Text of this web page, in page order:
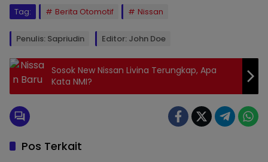
Tag: Berita Otomotif Nissan
Penulis: Sapriudin Editor: John Doe
Sosok New Nissan Livina Terungkap, Apa
Kata NMI?
Pos Terkait